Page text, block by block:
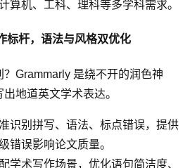
算机、工科、理科等多学科需求。
标杆，语法与风格双优化
Grammarly 是绕不开的润色神
地道英文学术表达。
识别拼写、语法、标点错误，提供
错误影响论文质量。
学术写作场景，优化语句简洁度、